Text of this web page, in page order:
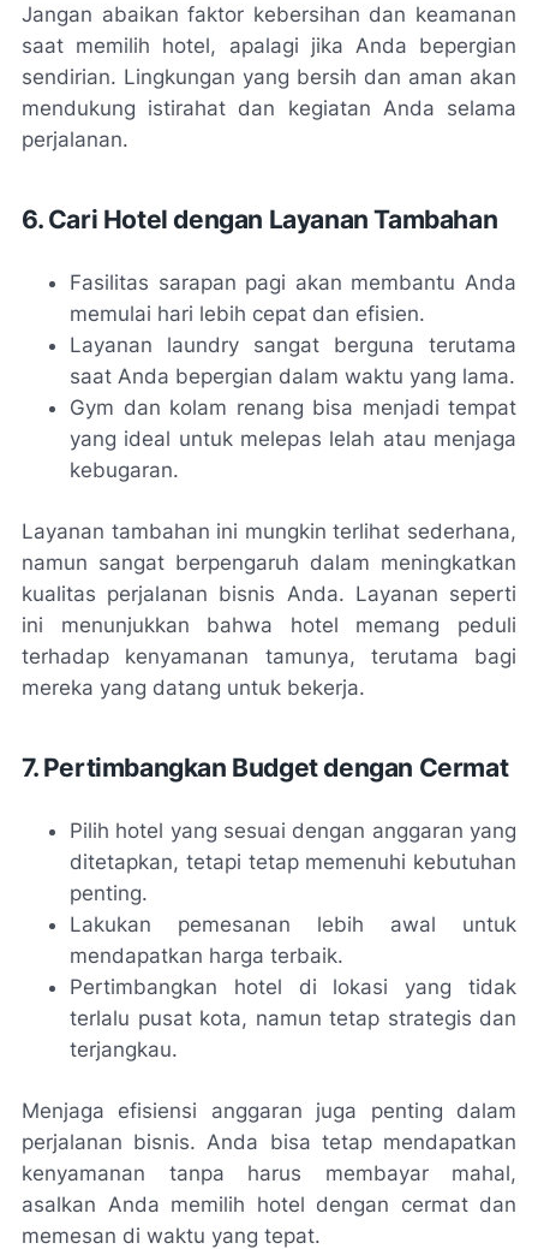
Jangan abaikan faktor kebersihan dan keamanan
saat memilih hotel, apalagi jika Anda bepergian
sendirian. Lingkungan yang bersih dan aman akan
mendukung istirahat dan kegiatan Anda selama
perjalanan.
6. Cari Hotel dengan Layanan Tambahan
Fasilitas sarapan pagi akan membantu Anda
memulai hari lebih cepat dan efisien.
Layanan laundry sangat berguna terutama
saat Anda bepergian dalam waktu yang lama.
Gym dan kolam renang bisa menjadi tempat
yang ideal untuk melepas lelah atau menjaga
kebugaran.
Layanan tambahan ini mungkin terlihat sederhana,
namun sangat berpengaruh dalam meningkatkan
kualitas perjalanan bisnis Anda. Layanan seperti
ini menunjukkan bahwa hotel memang peduli
terhadap kenyamanan tamunya, terutama bagi
mereka yang datang untuk bekerja.
7. Pertimbangkan Budget dengan Cermat
Pilih hotel yang sesuai dengan anggaran yang
ditetapkan, tetapi tetap memenuhi kebutuhan
penting.
Lakukan pemesanan lebih awal untuk
mendapatkan harga terbaik.
Pertimbangkan hotel di lokasi yang tidak
terlalu pusat kota, namun tetap strategis dan
terjangkau.
Menjaga efisiensi anggaran juga penting dalam
perjalanan bisnis. Anda bisa tetap mendapatkan
kenyamanan tanpa harus membayar mahal,
asalkan Anda memilih hotel dengan cermat dan
memesan di waktu yang tepat.